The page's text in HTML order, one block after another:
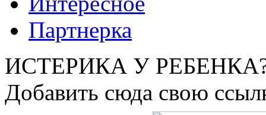
Партнерка
ИСТЕРИКА У
Добавить сюда свою